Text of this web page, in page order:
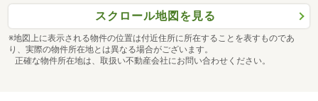
スクロール地図を見る
※地図上に表示される物件の位置は付近住所に所在することを表すものであ
り、実際の物件所在地とは異なる場合がございます。
正確な物件所在地は、取扱い不動産会社にお問い合わせください。